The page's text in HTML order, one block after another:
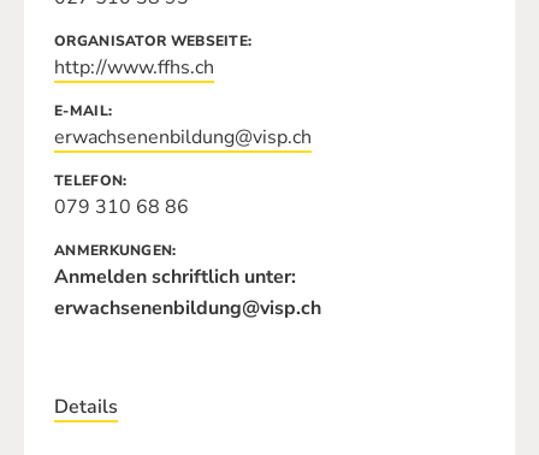
ORGANISATOR WEBSEITE
http://www.ffhs.ch
E-MAIL
erwachsenenbildung@visp.ch
TELEFON
079 310 68 86
ANMERKUNGEN
Anmelden schriftlich unter:
erwachsenenbildung@visp.ch
Details